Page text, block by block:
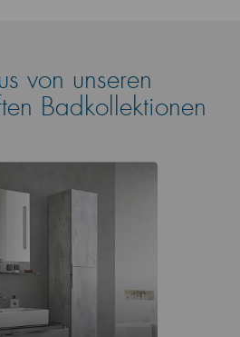
von unseren
Badkollektionen